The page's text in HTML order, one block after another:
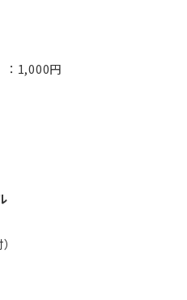
：1,000円